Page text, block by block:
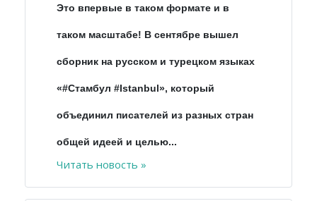
Это впервые в таком формате и в
таком масштабе! В сентябре вышел
сборник на русском и турецком языках
«#Стамбул #Istanbul», который
объединил писателей из разных стран
общей идеей и целью...
Читать новость »